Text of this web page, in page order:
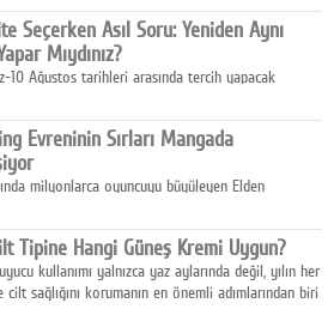
çevreye duyarlı bitkisel içerikli ürünleri tercih
Seçerken Asıl Soru: Yeniden Aynı
Mıydınız?
10 Ağustos tarihleri arasında tercih yapacak
Evreninin Sırları Mangada
milyonlarca oyuncuyu büyüleyen Elden
karanlık fantastik atmosferi bir araya getirmeyi
Tipine Hangi Güneş Kremi Uygun?
kullanımı yalnızca yaz aylarında değil, yılın her
cilt sağlığını korumanın en önemli adımlarından biri